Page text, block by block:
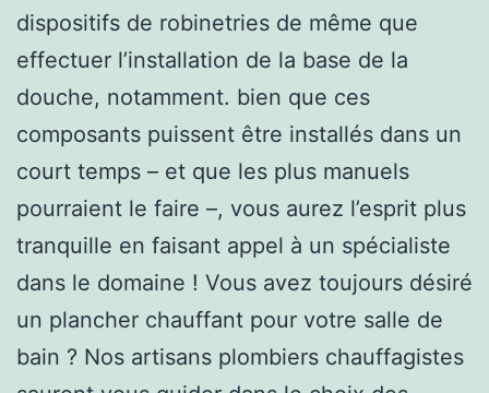
dispositifs de robinetries de même que
effectuer l’installation de la base de la
douche, notamment. bien que ces
composants puissent être installés dans un
court temps – et que les plus manuels
pourraient le faire –, vous aurez l’esprit plus
tranquille en faisant appel à un spécialiste
dans le domaine ! Vous avez toujours désiré
un plancher chauffant pour votre salle de
bain ? Nos artisans plombiers chauffagistes